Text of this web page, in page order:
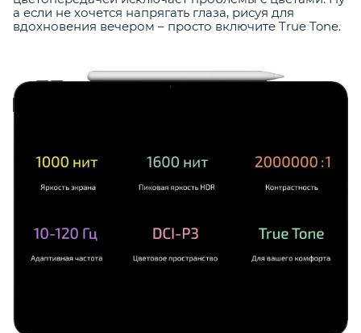
а если не хочется напрягать глаза, рисуя для
вдохновения вечером – просто включите True Tone.